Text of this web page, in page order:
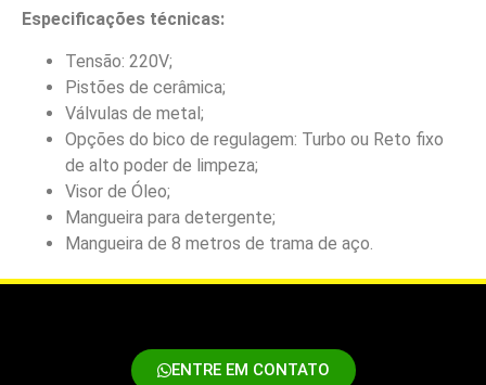
Especificações técnicas:
Tensão: 220V;
Pistões de cerâmica;
Válvulas de metal;
Opções do bico de regulagem: Turbo ou Reto fixo
de alto poder de limpeza;
Visor de Óleo;
Mangueira para detergente;
Mangueira de 8 metros de trama de aço.
ENTRE EM CONTATO